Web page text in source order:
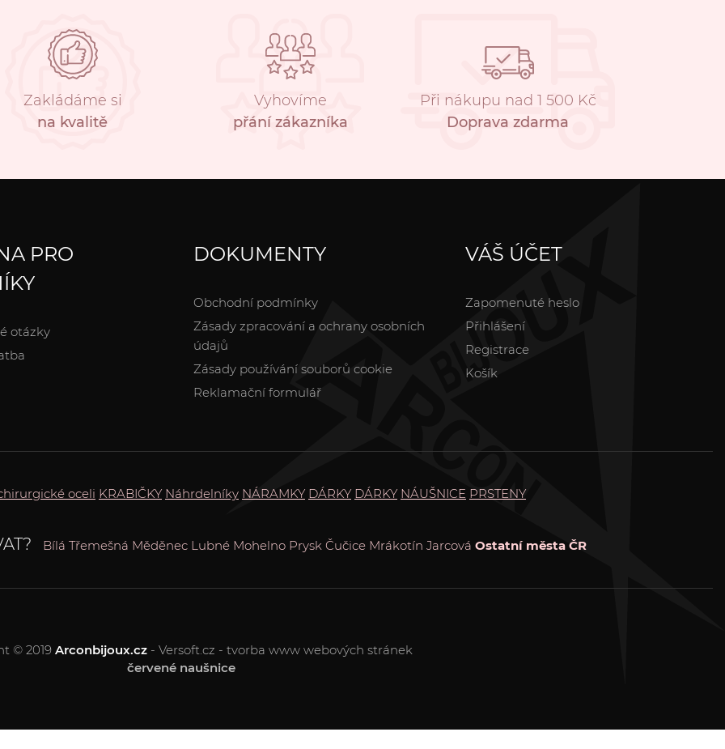
Zakládáme si
na kvalitě
Vyhovíme
přání zákazníka
Při nákupu nad 1 500 Kč
Doprava zdarma
PRO
otázky
DOKUMENTY
Obchodní podmínky
Zásady zpracování a ochrany osobních
údajů
Zásady používání souborů cookie
Reklamační formulář
VÁŠ ÚČET
Zapomenuté heslo
Přihlášení
Registrace
Košík
oceli KRABIČKY Náhrdelníky NÁRAMKY DÁRKY DÁRKY NÁUŠNICE PRSTENY
Bílá Třemešná Měděnec Lubné Mohelno Prysk Čučice Mrákotín Jarcová Ostatní města ČR
© 2019 Arconbijoux.cz - Versoft.cz - tvorba www webových stránek
červené naušnice